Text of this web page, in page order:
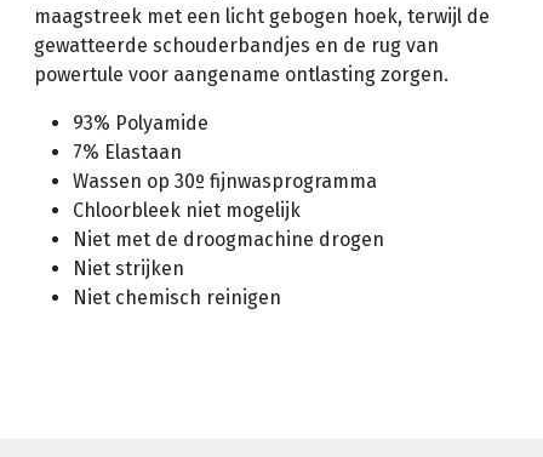
maagstreek met een licht gebogen hoek, terwijl de
gewatteerde schouderbandjes en de rug van
powertule voor aangename ontlasting zorgen.
93% Polyamide
7% Elastaan
Wassen op 30º fijnwasprogramma
Chloorbleek niet mogelijk
Niet met de droogmachine drogen
Niet strijken
Niet chemisch reinigen